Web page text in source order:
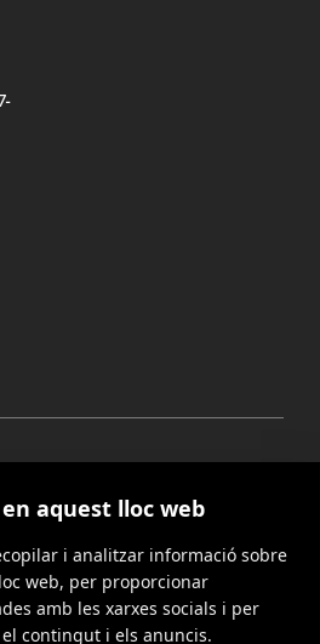
aquest lloc web
i analitzar informació sobre
web, per proporcionar
amb les xarxes socials i per
contingut i els anuncis.